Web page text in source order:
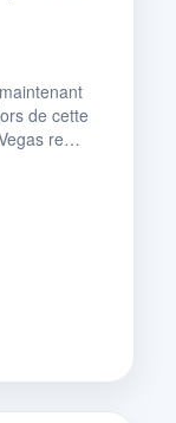
de cette
re…